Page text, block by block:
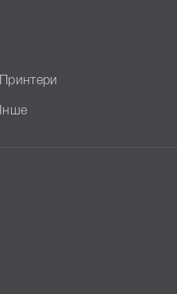
Принтери
Інше